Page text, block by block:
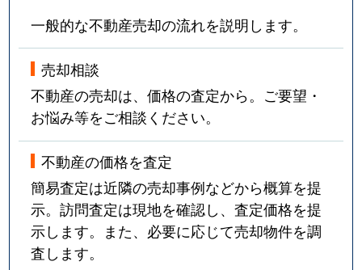
一般的な不動産売却の流れを説明します。
売却相談
不動産の売却は、価格の査定から。ご要望・
お悩み等をご相談ください。
不動産の価格を査定
簡易査定は近隣の売却事例などから概算を提
示。訪問査定は現地を確認し、査定価格を提
示します。また、必要に応じて売却物件を調
査します。